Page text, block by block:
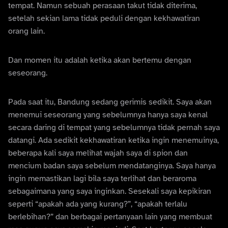
tempat. Namun sebuah perasaan takut tidak diterima,
setelah sekian lama tidak peduli dengan kekhawatiran
orang lain.
Dan momen itu adalah ketika akan bertemu dengan
seseorang.
Pada saat itu, Bandung sedang gerimis sedikit. Saya akan
menemui seseorang yang sebelumnya hanya saya kenal
secara daring di tempat yang sebelumnya tidak pernah saya
datangi. Ada sedikit kekhawatiran ketika ingin menemuinya,
beberapa kali saya melihat wajah saya di spion dan
mencium badan saya sebelum mendatanginya. Saya hanya
ingin memastikan lagi bila saya terlihat dan beraroma
sebagaimana yang saya inginkan. Sesekali saya kepikiran
seperti “apakah ada yang kurang?”, “apakah terlalu
berlebihan?” dan berbagai pertanyaan lain yang membuat